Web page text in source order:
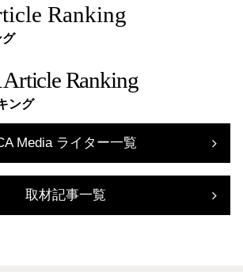
Ranking
グ
Ranking
ング
Media ライター一覧
取材記事一覧